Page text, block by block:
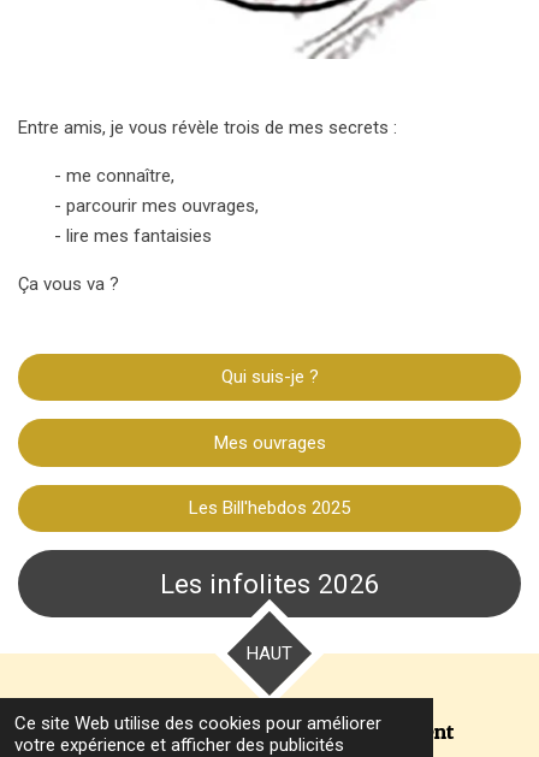
Ce site Web utilise des cookies pour améliorer
votre expérience et afficher des publicités
Entre amis, je vous révèle trois de mes secrets :
- me connaître,
- parcourir mes ouvrages,
- lire mes fantaisies
Ça vous va ?
Qui suis-je ?
Mes ouvrages
Les Bill'hebdos 2025
Les infolites 2026
HAUT
Écrivez-nous, nos yeux vous écoutent